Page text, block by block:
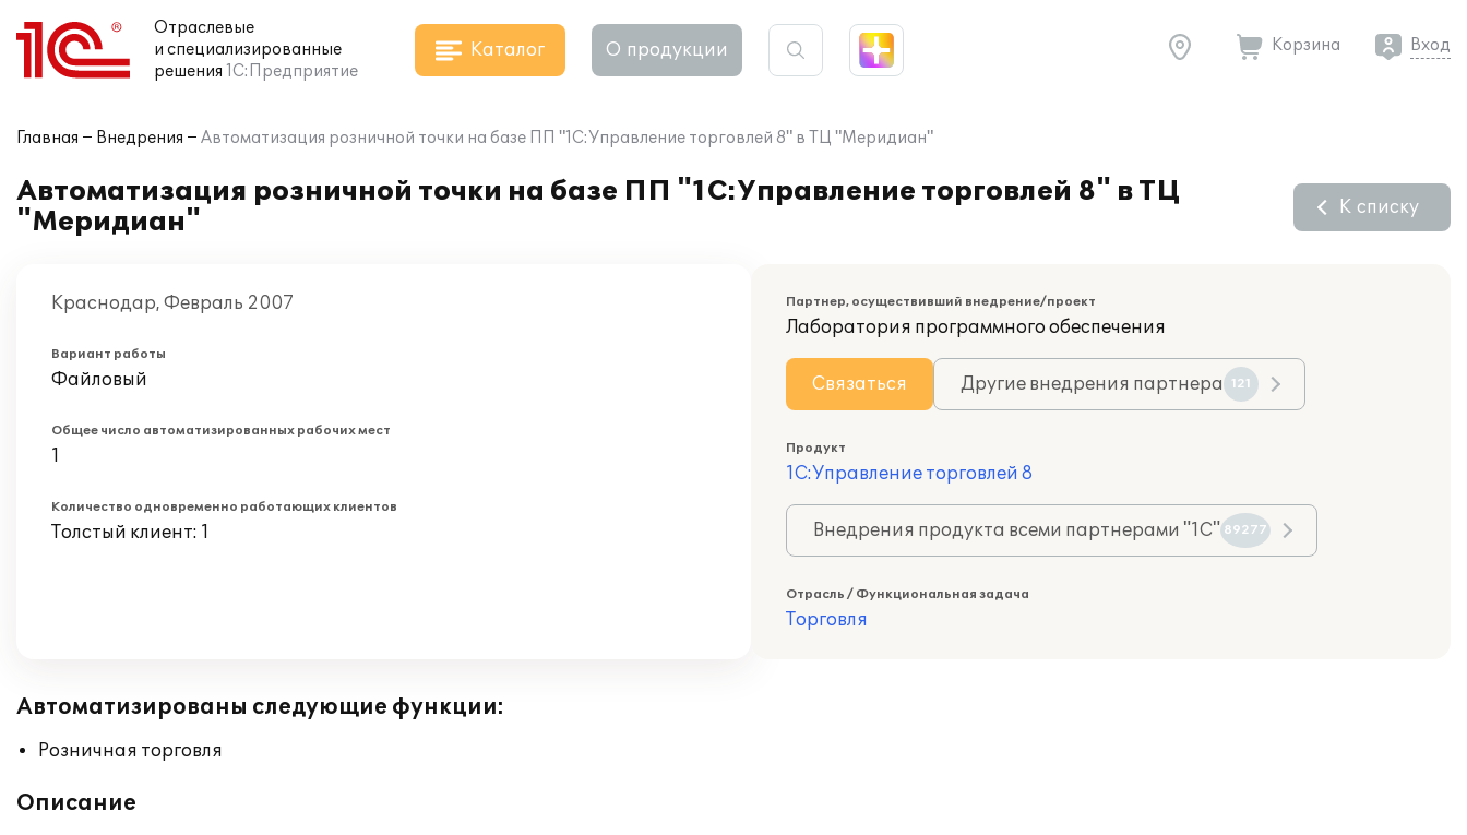
Отраслевые
и специализированные
решения 1С:Предприятие
Каталог О продукции Корзина Вход
Главная Внедрения Автоматизация розничной точки на базе ПП "1С:Управление торговлей 8" в ТЦ "Меридиан"
Автоматизация розничной точки на базе ПП "1С:Управление торговлей 8" в ТЦ
"Меридиан"
К списку
Краснодар, Февраль 2007
Вариант работы
Файловый
Общее число автоматизированных рабочих мест
1
Количество одновременно работающих клиентов
Толстый клиент: 1
Партнер, осуществивший внедрение/проект
Лаборатория программного обеспечения
Связаться Другие внедрения партнера 121
Продукт
1С:Управление торговлей 8
Внедрения продукта всеми партнерами "1С" 89277
Отрасль / Функциональная задача
Торговля
Автоматизированы следующие функции:
Розничная торговля
Описание